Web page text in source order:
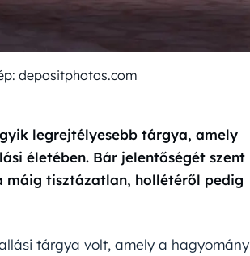
depositphotos.com
legrejtélyesebb tárgya, amely
életében. Bár jelentőségét szent
máig tisztázatlan, hollétéről pedig
tárgya volt, amely a hagyomány